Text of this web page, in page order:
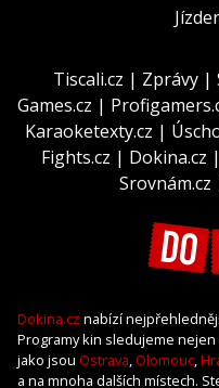
Tiscali.cz | Zprávy |
Games.cz |
Karaoketexty.cz |
Fights.cz | Dokina.cz |
Srovnám.cz
Dokina.cz nabízí
Programy kin sledujeme nejen
jako jsou Ostrava, Olomouc,
a na mnoha dalších místech.